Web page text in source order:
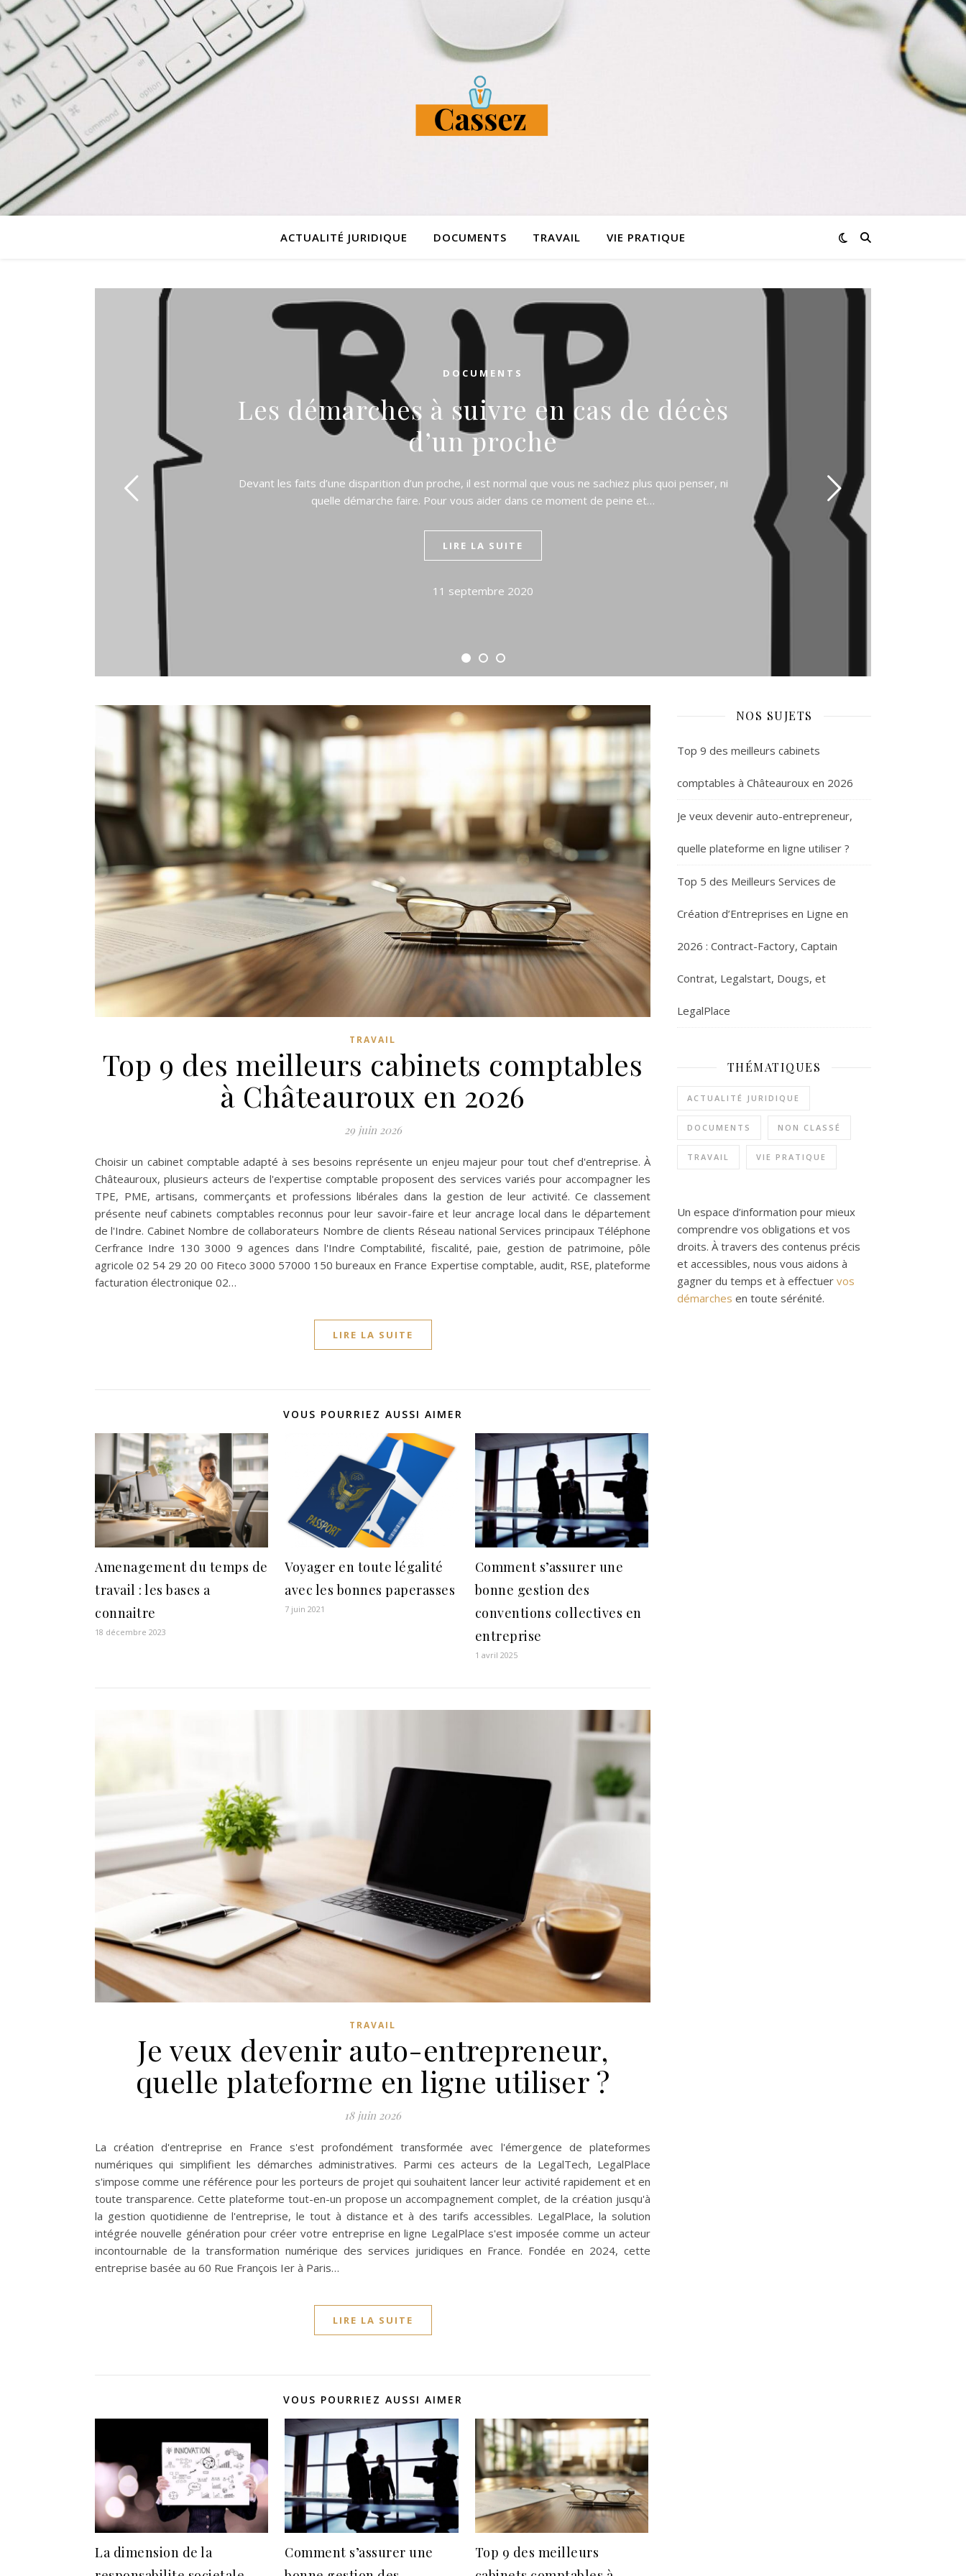
ACTUALITÉ JURIDIQUE DOCUMENTS TRAVAIL VIE PRATIQUE
DOCUMENTS
Les démarches à suivre en cas de décès
d’un proche
Devant les faits d’une disparition d’un proche, il est normal que vous ne sachiez plus quoi penser, ni
quelle démarche faire. Pour vous aider dans ce moment de peine et…
LIRE LA SUITE
11 septembre 2020
TRAVAIL
Top 9 des meilleurs cabinets comptables
à Châteauroux en 2026
29 juin 2026
Choisir un cabinet comptable adapté à ses besoins représente un enjeu majeur pour tout chef d'entreprise. À
Châteauroux, plusieurs acteurs de l'expertise comptable proposent des services variés pour accompagner les
TPE, PME, artisans, commerçants et professions libérales dans la gestion de leur activité. Ce classement
présente neuf cabinets comptables reconnus pour leur savoir-faire et leur ancrage local dans le département
de l'Indre. Cabinet Nombre de collaborateurs Nombre de clients Réseau national Services principaux Téléphone
Cerfrance Indre 130 3000 9 agences dans l'Indre Comptabilité, fiscalité, paie, gestion de patrimoine, pôle
agricole 02 54 29 20 00 Fiteco 3000 57000 150 bureaux en France Expertise comptable, audit, RSE, plateforme
facturation électronique 02…
LIRE LA SUITE
VOUS POURRIEZ AUSSI AIMER
Amenagement du temps de
travail : les bases a
connaitre
18 décembre 2023
Voyager en toute légalité
avec les bonnes paperasses
7 juin 2021
Comment s’assurer une
bonne gestion des
conventions collectives en
entreprise
1 avril 2025
TRAVAIL
Je veux devenir auto-entrepreneur,
quelle plateforme en ligne utiliser ?
18 juin 2026
La création d'entreprise en France s'est profondément transformée avec l'émergence de plateformes
numériques qui simplifient les démarches administratives. Parmi ces acteurs de la LegalTech, LegalPlace
s'impose comme une référence pour les porteurs de projet qui souhaitent lancer leur activité rapidement et en
toute transparence. Cette plateforme tout-en-un propose un accompagnement complet, de la création jusqu'à
la gestion quotidienne de l'entreprise, le tout à distance et à des tarifs accessibles. LegalPlace, la solution
intégrée nouvelle génération pour créer votre entreprise en ligne LegalPlace s'est imposée comme un acteur
incontournable de la transformation numérique des services juridiques en France. Fondée en 2024, cette
entreprise basée au 60 Rue François Ier à Paris…
LIRE LA SUITE
VOUS POURRIEZ AUSSI AIMER
La dimension de la
Comment s’assurer une
Top 9 des meilleurs
NOS SUJETS
Top 9 des meilleurs cabinets
comptables à Châteauroux en 2026
Je veux devenir auto-entrepreneur,
quelle plateforme en ligne utiliser ?
Top 5 des Meilleurs Services de
Création d’Entreprises en Ligne en
2026 : Contract-Factory, Captain
Contrat, Legalstart, Dougs, et
LegalPlace
THÉMATIQUES
ACTUALITÉ JURIDIQUE
DOCUMENTS NON CLASSÉ
TRAVAIL VIE PRATIQUE
Un espace d’information pour mieux
comprendre vos obligations et vos
droits. À travers des contenus précis
et accessibles, nous vous aidons à
gagner du temps et à effectuer vos
démarches en toute sérénité.